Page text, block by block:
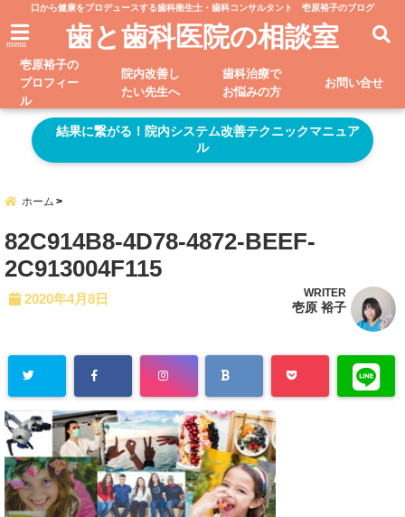
口から健康をプロデュースする歯科衛生士・歯科コンサルタント 壱原裕子のブログ
menu 歯と歯科医院の相談室
壱原裕子の
プロフィー
ル
院内改善し
たい先生へ
歯科治療で
お悩みの方
お問い合せ
結果に繋がる！院内システム改善テクニックマニュア
ル
ホーム
82C914B8-4D78-4872-BEEF-
2C913004F115
2020年4月8日 WRITER
壱原 裕子